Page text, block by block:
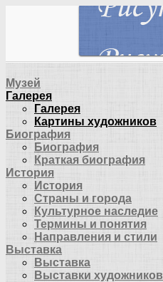
Музей
Галерея
Галерея
Картины художников
Биография
Биография
Краткая биография
История
История
Страны и города
Культурное наследие
Термины и понятия
Направления и стили
Выставка
Выставка
Выставки художников